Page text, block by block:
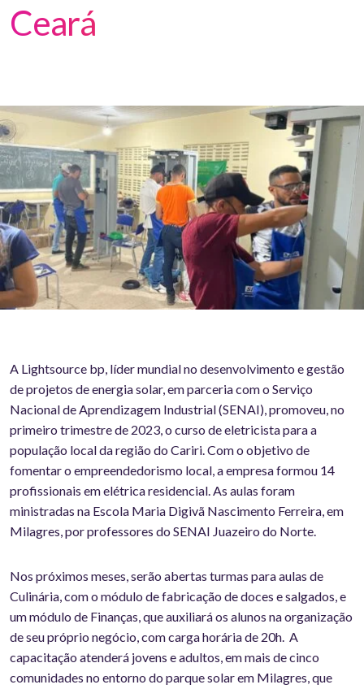
Ceará
A Lightsource bp, líder mundial no desenvolvimento e gestão
de projetos de energia solar, em parceria com o Serviço
Nacional de Aprendizagem Industrial (SENAI), promoveu, no
primeiro trimestre de 2023, o curso de eletricista para a
população local da região do Cariri. Com o objetivo de
fomentar o empreendedorismo local, a empresa formou 14
profissionais em elétrica residencial. As aulas foram
ministradas na Escola Maria Digivã Nascimento Ferreira, em
Milagres, por professores do SENAI Juazeiro do Norte.
Nos próximos meses, serão abertas turmas para aulas de
Culinária, com o módulo de fabricação de doces e salgados, e
um módulo de Finanças, que auxiliará os alunos na organização
de seu próprio negócio, com carga horária de 20h. A
capacitação atenderá jovens e adultos, em mais de cinco
comunidades no entorno do parque solar em Milagres, que